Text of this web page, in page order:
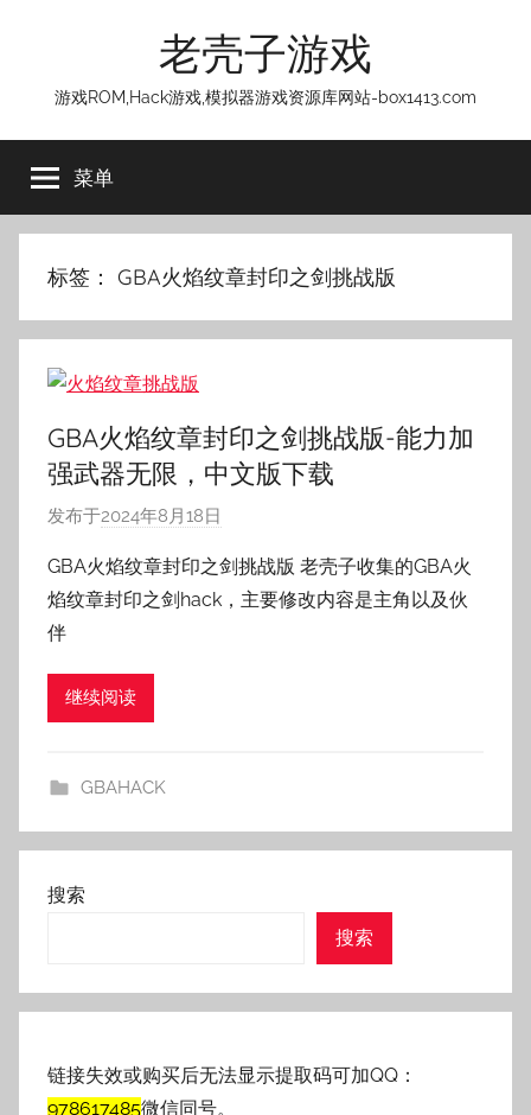
老壳子游戏
游戏ROM,Hack游戏,模拟器游戏资源库网站-box1413.com
菜单
标签： GBA火焰纹章封印之剑挑战版
GBA火焰纹章封印之剑挑战版-能力加
强武器无限，中文版下载
发布于2024年8月18日
:
老
GBA火焰纹章封印之剑挑战版 老壳子收集的GBA火
焰纹章封印之剑hack，主要修改内容是主角以及伙
伴
继续阅读
GBAHACK
搜索
搜索
链接失效或购买后无法显示提取码可加QQ：
978617485微信同号。